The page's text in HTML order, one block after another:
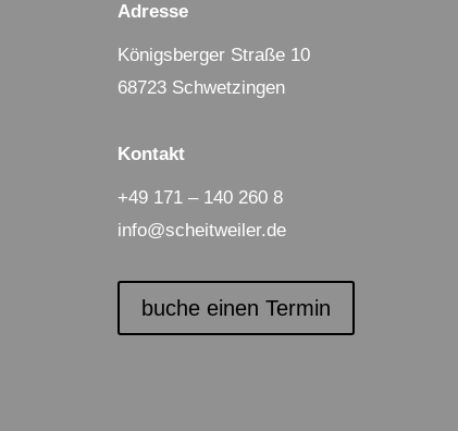
Adresse
Königsberger Straße 10
68723 Schwetzingen
Kontakt
+49 171 – 140 260 8
info@scheitweiler.de
buche einen Termin